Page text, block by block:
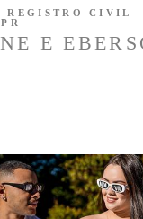
E
REGISTRO CIVIL -